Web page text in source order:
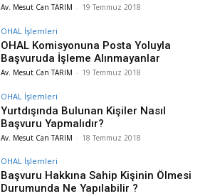
Av. Mesut Can TARIM - 19 Temmuz 2018
OHAL İşlemleri
OHAL Komisyonuna Posta Yoluyla
Başvuruda İşleme Alınmayanlar
Av. Mesut Can TARIM - 19 Temmuz 2018
OHAL İşlemleri
Yurtdışında Bulunan Kişiler Nasıl
Başvuru Yapmalıdır?
Av. Mesut Can TARIM - 18 Temmuz 2018
OHAL İşlemleri
Başvuru Hakkına Sahip Kişinin Ölmesi
Durumunda Ne Yapılabilir ?